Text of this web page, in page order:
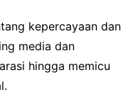
kepercayaan dan
media dan
hingga memicu